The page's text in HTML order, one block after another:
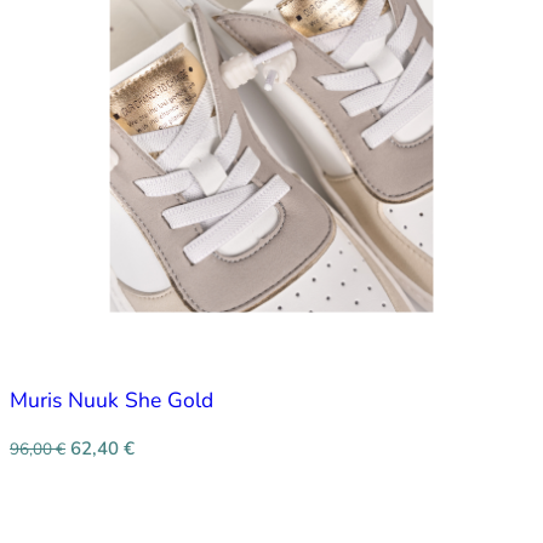
Muris Nuuk She Gold
96,00€ 62,40 €